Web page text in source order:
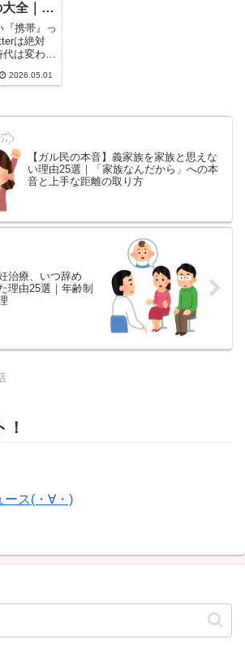
全｜
い」40
連鎖
『携帯』っ
は絶対
は変わっ
2026.05.01
【ガル民の本音】義家族を家族と思えな
い理由25選｜「家族なんだから」への本
音と上手な距離の取り方
治療、いつ辞め
理由25選｜年齢制
ース(・∀・)